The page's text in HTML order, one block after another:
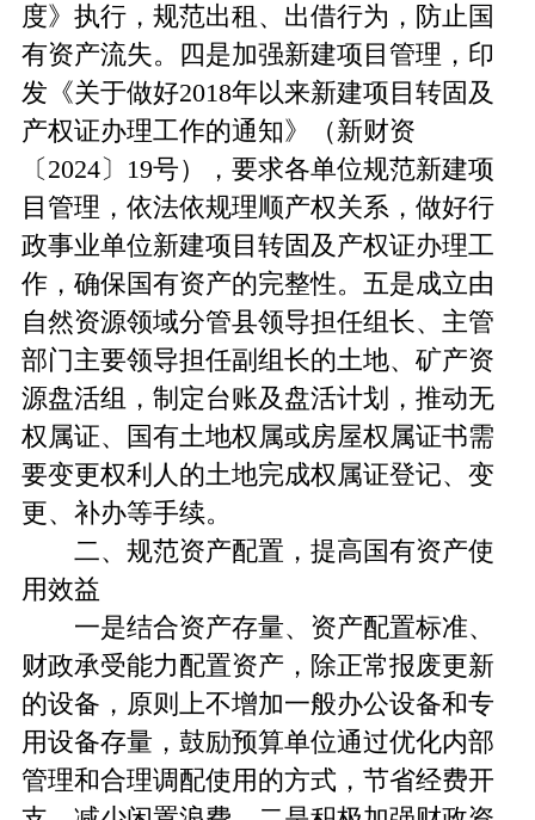
度》执行，规范出租、出借行为，防止国
有资产流失。四是加强新建项目管理，印
发《关于做好2018年以来新建项目转固及
产权证办理工作的通知》（新财资
〔2024〕19号），要求各单位规范新建项
目管理，依法依规理顺产权关系，做好行
政事业单位新建项目转固及产权证办理工
作，确保国有资产的完整性。五是成立由
自然资源领域分管县领导担任组长、主管
部门主要领导担任副组长的土地、矿产资
源盘活组，制定台账及盘活计划，推动无
权属证、国有土地权属或房屋权属证书需
要变更权利人的土地完成权属证登记、变
更、补办等手续。
二、规范资产配置，提高国有资产使
用效益
一是结合资产存量、资产配置标准、
财政承受能力配置资产，除正常报废更新
的设备，原则上不增加一般办公设备和专
用设备存量，鼓励预算单位通过优化内部
管理和合理调配使用的方式，节省经费开